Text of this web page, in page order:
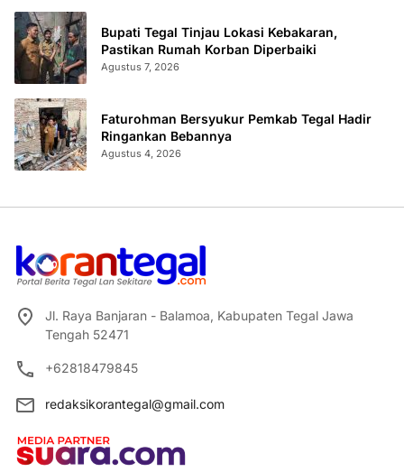
Bupati Tegal Tinjau Lokasi Kebakaran,
Pastikan Rumah Korban Diperbaiki
Agustus 7, 2026
Faturohman Bersyukur Pemkab Tegal Hadir
Ringankan Bebannya
Agustus 4, 2026
Jl. Raya Banjaran - Balamoa, Kabupaten Tegal Jawa
Tengah 52471
+62818479845
redaksikorantegal@gmail.com